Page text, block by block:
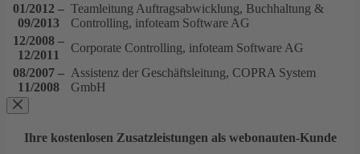
01/2012 –
09/2013
Teamleitung Auftragsabwicklung, Buchhaltung &
Controlling, infoteam Software AG
12/2008 –
12/2011
Corporate Controlling, infoteam Software AG
08/2007 –
11/2008
Assistenz der Geschäftsleitung, COPRA System
GmbH
Ihre kostenlosen Zusatzleistungen als webonauten-Kunde